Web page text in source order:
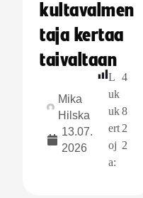
kultavalmen
taja kertaa
taivaltaan
Mika
Hilska
13.07.
2026
L
uk
uk
ert
oj
a:
4
8
2
2